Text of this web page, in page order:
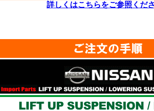
詳しくはこちらをご参照くださ